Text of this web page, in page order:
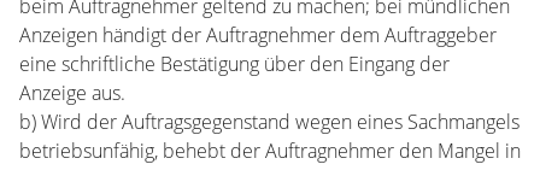
beim Auftragnehmer geltend zu machen; bei mündlichen
Anzeigen händigt der Auftragnehmer dem Auftraggeber
eine schriftliche Bestätigung über den Eingang der
Anzeige aus.
b) Wird der Auftragsgegenstand wegen eines Sachmangels
betriebsunfähig, behebt der Auftragnehmer den Mangel in